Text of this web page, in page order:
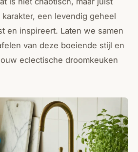
een levendig geheel
en inspireert. Laten we samen
van deze boeiende stijl en
eclectische droomkeuken